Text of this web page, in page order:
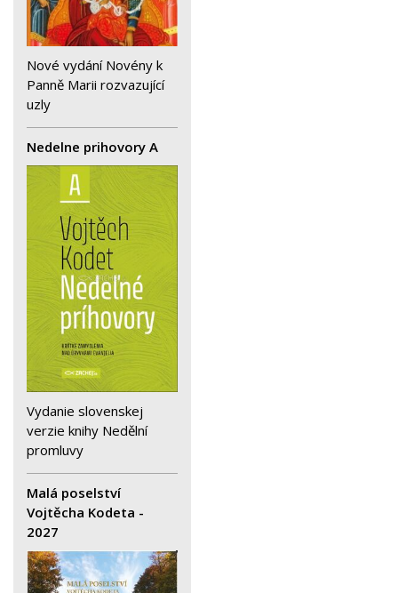
Nové vydání Novény k
Panně Marii rozvazující
uzly
Nedelne prihovory A
Vydanie slovenskej
verzie knihy Nedělní
promluvy
Malá poselství
Vojtěcha Kodeta -
2027